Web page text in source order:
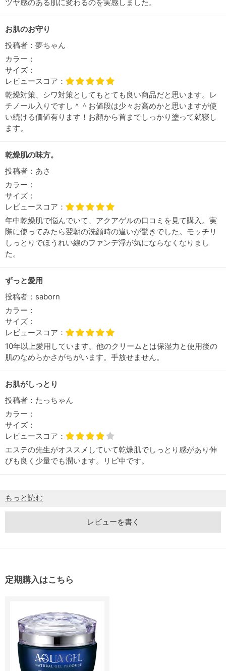
ツヤ感のある肌に変わるのを実感しました。
お肌のお守り
投稿者： 夢ちゃん
カラー：
サイズ：
レビュースコア：
乾燥対策、シワ対策としてもとても良い商品だと思います。レ
チノール入りですし＾＾お値段は少々お高めかと思いますが使
い続ける価値有ります！お顔から首までしっかり塗って就寝し
ます。
乾燥肌の味方。
投稿者： あさ
カラー：
サイズ：
レビュースコア：
年中乾燥肌で悩んでいて、アクアゲルの口コミを見て購入。実
際に使ってみたら翌朝の洗顔時の違いが驚きでした。モッチリ
しっとりでほうれい線のファンデ浮が気にならなくなりまし
た。
ずっと愛用
投稿者： saborn
カラー：
サイズ：
レビュースコア：
10年以上愛用しています。他のクリームとは保湿力と使用後の
肌のなめらかさがちがいます。手放せません。
お肌がしっとり
投稿者： たっちゃん
カラー：
サイズ：
レビュースコア：
エステの先生がオススメしていて乾燥肌でしっとり感があり伸
びも良く少量でも潤います。リピ中です。
もっと読む
レビューを書く
定期購入はこちら